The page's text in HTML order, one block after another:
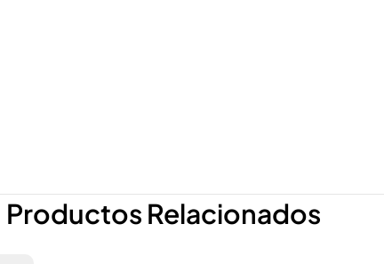
Productos Relacionados